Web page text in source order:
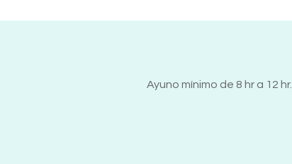
Ayuno mínimo de 8 hr a 12 hr.